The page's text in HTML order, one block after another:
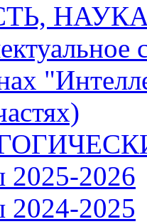
2025-2026
2024-2025